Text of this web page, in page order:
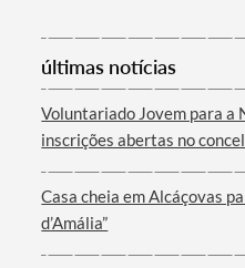
Termo de Pesquisa
Categorias gerais
últimas notícias
Voluntariado Jovem para a
inscrições abertas no
Casa cheia em Alcáçovas
d’Amália”